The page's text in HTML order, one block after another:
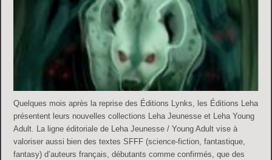
Quelques mois après la reprise des Éditions Lynks, les Éditions Leha
présentent leurs nouvelles collections Leha Jeunesse et Leha Young
Adult. La ligne éditoriale de Leha Jeunesse / Young Adult vise à
valoriser aussi bien des textes SFFF (science-fiction, fantastique,
fantasy) d’auteurs français, débutants comme confirmés, que des